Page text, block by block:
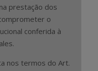
prestação dos
o
conferida à
nos termos do Art.